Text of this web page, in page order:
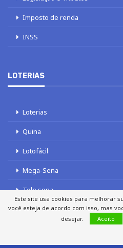
Imposto de renda
INSS
LOTERIAS
Loterias
Quina
Lotofácil
Mega-Sena
Tele sena
Este site usa cookies para melhorar
você esteja de acordo com isso, mas
desejar.
Aceito